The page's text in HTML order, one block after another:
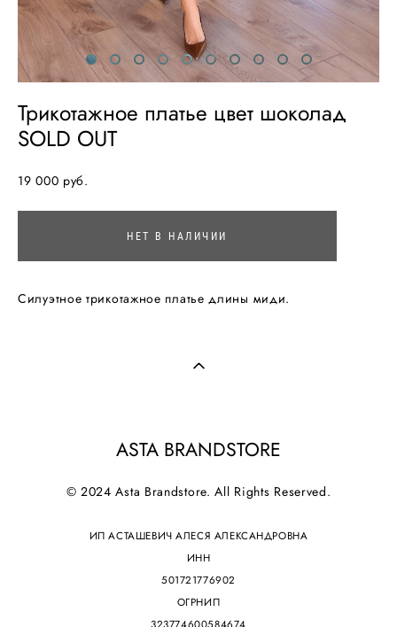
Трикотажное платье цвет шоколад
SOLD OUT
19 000 pуб.
НЕТ В НАЛИЧИИ
Силуэтное трикотажное платье длины миди.
ASTA BRANDSTORE
© 2024 Asta Brandstore. All Rights Reserved.
ИП АСТАШЕВИЧ АЛЕСЯ АЛЕКСАНДРОВНА
ИНН
501721776902
ОГРНИП